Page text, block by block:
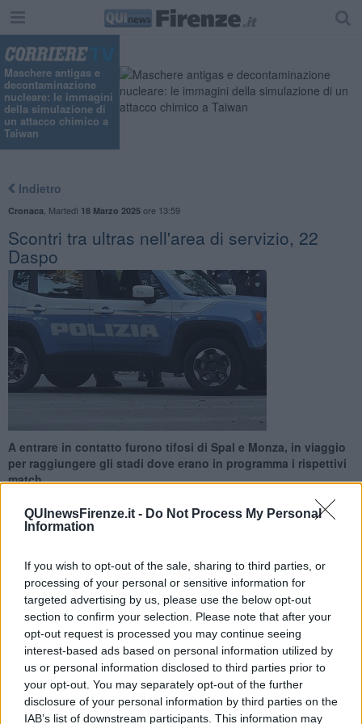
QUInewsFirenze.it - Do Not Process My Personal
Information
If you wish to opt-out of the sale, sharing to third parties, or
processing of your personal or sensitive information for
targeted advertising by us, please use the below opt-out
section to confirm your selection. Please note that after your
opt-out request is processed you may continue seeing
interest-based ads based on personal information utilized by
us or personal information disclosed to third parties prior to
your opt-out. You may separately opt-out of the further
disclosure of your personal information by third parties on the
IAB’s list of downstream participants. This information may
Maschere antigas e
decontaminazione
nucleare: le immagini
della simulazione di
un attacco chimico a
Taiwan
Indietro
Cronaca Martedì 18 Marzo 2025ore 13:59
Scontri tra ultras nell'area di servizio, 22
Daspo
A entrare in contatto furono tifosi di Spal e Monza, in viaggio
per raggiungere gli stadi dove erano in programma i rispettivi
match
SESTO FIORENTINO —Il questore di Firenze ha emesso 22
Daspo nei confronti di 22 tifosi ferraresi a seguito degli scontri
avvenuti il 21 Gennaio 2024. A entrare in contatto furono tifosi di
Spal e Monzache, in viaggio per raggiungere gli stadi dove si
disputavano le partite in calendario, rispettivamente quello di
Perugia e quello diEmpoli,si trovarono simultaneamente in sosta
nell’area di servizio Bisenzio Ovest, nel territorio di Sesto
Fiorentino.
Le indagini condotte dalla Digos, anche attraverso l'analisi dei